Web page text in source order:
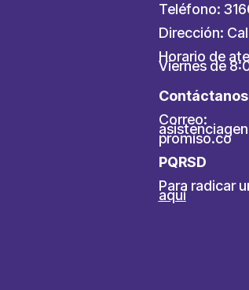
Teléfono:
Dirección:
Horario de
Viernes de
Contáctanos
Correo:
promiso.co
PQRSD
Para radicar
aquí